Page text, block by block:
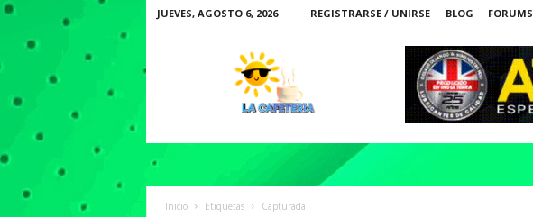
JUEVES, AGOSTO 6, 2026 REGISTRARSE / UNIRSE BLOG FORUMS
Inicio Etiquetas Capturada